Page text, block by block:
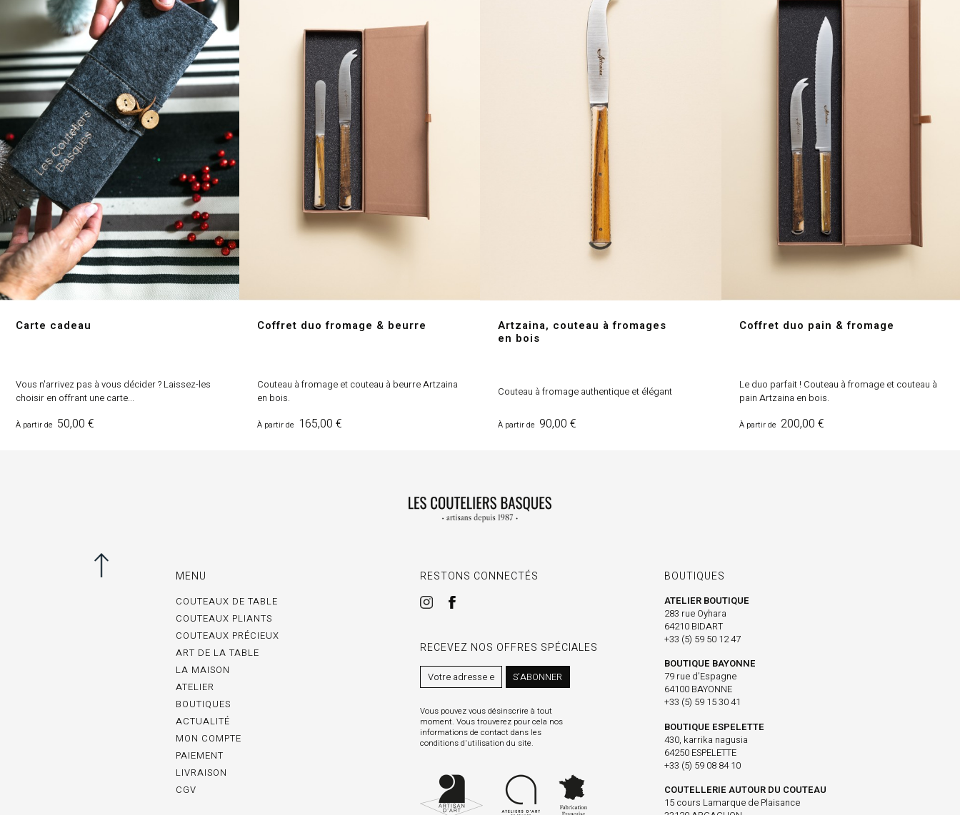
Carte cadeau
Vous n'arrivez pas à vous décider ? Laissez-les
choisir en offrant une carte...
À partir de Prix
50,00 €
Coffret duo fromage & beurre
Couteau à fromage et couteau à beurre Artzaina
en bois.
À partir de Prix
165,00 €
Artzaina, couteau à fromages
en bois
Couteau à fromage authentique et élégant
À partir de Prix
90,00 €
Coffret duo pain & fromage
Le duo parfait ! Couteau à fromage et couteau à
pain Artzaina en bois.
À partir de Prix
200,00 €
MENU
COUTEAUX DE TABLE
COUTEAUX PLIANTS
COUTEAUX PRÉCIEUX
ART DE LA TABLE
LA MAISON
ATELIER
BOUTIQUES
ACTUALITÉ
MON COMPTE
PAIEMENT
LIVRAISON
CGV
RESTONS CONNECTÉS
RECEVEZ NOS OFFRES SPÉCIALES
S’ABONNER
Vous pouvez vous désinscrire à tout
moment. Vous trouverez pour cela nos
informations de contact dans les
conditions d'utilisation du site.
BOUTIQUES
ATELIER BOUTIQUE
283 rue Oyhara
64210 BIDART
+33 (5) 59 50 12 47
BOUTIQUE BAYONNE
79 rue d’Espagne
64100 BAYONNE
+33 (5) 59 15 30 41
BOUTIQUE ESPELETTE
430, karrika nagusia
64250 ESPELETTE
+33 (5) 59 08 84 10
COUTELLERIE AUTOUR DU COUTEAU
15 cours Lamarque de Plaisance